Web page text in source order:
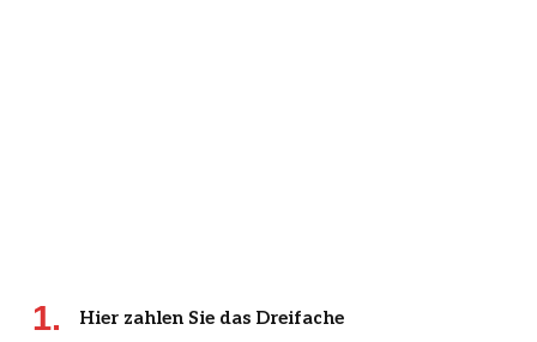
Hier zahlen Sie das Dreifache